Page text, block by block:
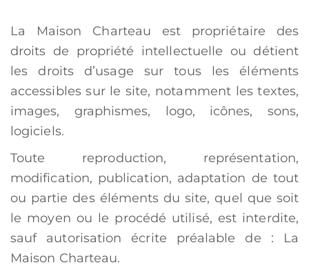
La Maison Charteau est propriétaire des
droits de propriété intellectuelle ou détient
les droits d’usage sur tous les éléments
accessibles sur le site, notamment les textes,
images, graphismes, logo, icônes, sons,
logiciels.
Toute reproduction, représentation,
modification, publication, adaptation de tout
ou partie des éléments du site, quel que soit
le moyen ou le procédé utilisé, est interdite,
sauf autorisation écrite préalable de : La
Maison Charteau.